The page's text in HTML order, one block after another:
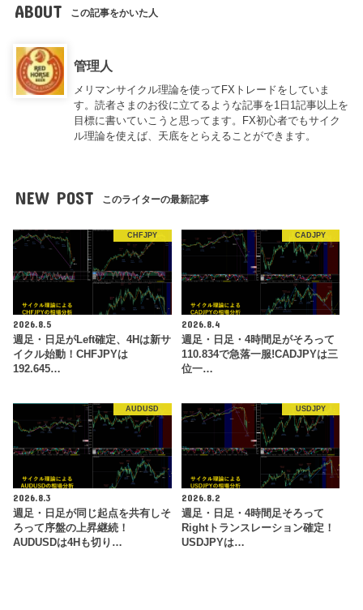
ABOUT この記事をかいた人
管理人
メリマンサイクル理論を使ってFXトレードをしていま
す。読者さまのお役に立てるような記事を1日1記事以上を
目標に書いていこうと思ってます。FX初心者でもサイク
ル理論を使えば、天底をとらえることができます。
NEW POST このライターの最新記事
CHFJPY
2026.8.5
週足・日足がLeft確定、4Hは新サ
イクル始動！CHFJPYは
192.645…
CADJPY
2026.8.4
週足・日足・4時間足がそろって
110.834で急落一服!CADJPYは三
位一…
AUDUSD
2026.8.3
週足・日足が同じ起点を共有しそ
ろって序盤の上昇継続！
AUDUSDは4Hも切り…
USDJPY
2026.8.2
週足・日足・4時間足そろって
Rightトランスレーション確定！
USDJPYは…